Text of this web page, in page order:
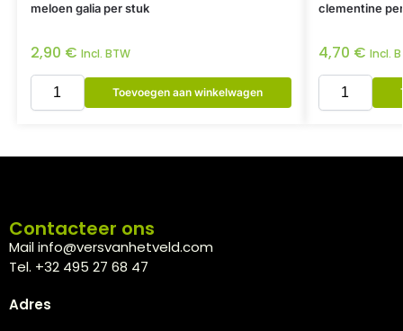
meloen galia per stuk
2,90 € Incl. BTW
Toevoegen aan winkelwagen
clementine
4,70 € Incl.
Contacteer ons
Mail info@versvanhetveld.com
Tel. +32 495 27 68 47
Adres